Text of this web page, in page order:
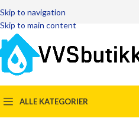
Skip to navigation
Skip to main content
ALLE KATEGORIER